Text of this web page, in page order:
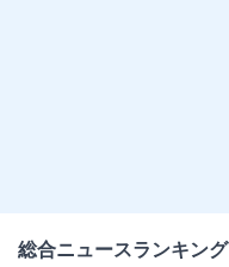
総合ニュースランキング